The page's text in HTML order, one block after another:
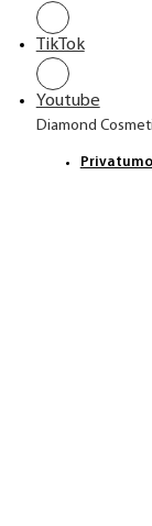
TikTok
Youtube
Diamond